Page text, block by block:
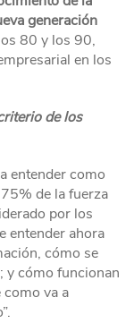
generación
80 y los 90,
en los
de los
entender como
de la fuerza
por los
entender ahora
cómo se
y cómo funcionan
como va a